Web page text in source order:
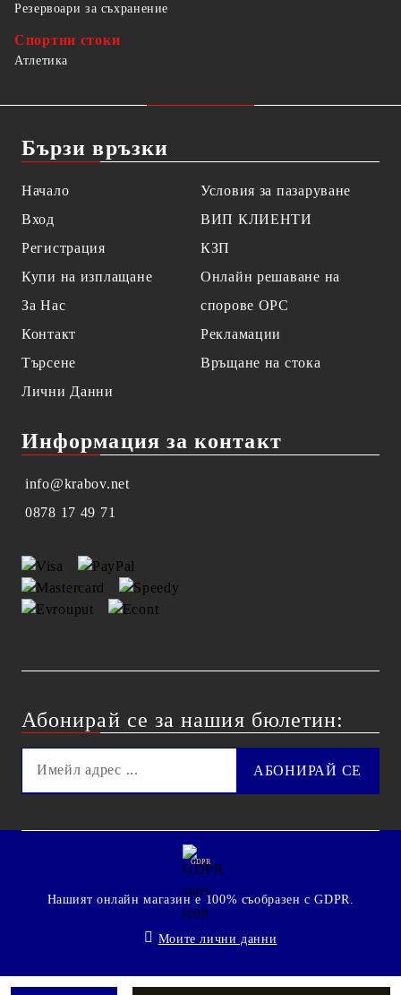
Резервоари за съхранение
Спортни стоки
Атлетика
Бързи връзки
Начало
Вход
Регистрация
Купи на изплащане
За Нас
Контакт
Търсене
Лични Данни
Условия за пазаруване
ВИП КЛИЕНТИ
КЗП
Онлайн решаване на
спорове OPC
Рекламации
Връщане на стока
Информация за контакт
info@krabov.net
0878 17 49 71
Абонирай се за нашия бюлетин:
GDPR
Нашият онлайн магазин е 100% съобразен с GDPR.
Моите лични данни